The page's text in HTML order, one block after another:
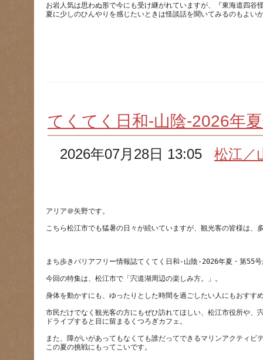
お岩人気は思わぬ形で今にも受け継がれていますが、『東海道四谷
てくてく日和-山陰-2026年
2026年07月28日 13:05松江／
市民だけでなく観光客の方にもぜひ訪れてほしい、松江市役所や、
また、障がいがあってもなくても誰だってできるマリンアクティビ